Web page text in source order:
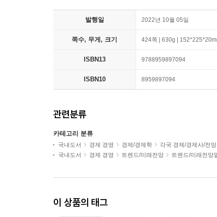
발행일 2022년 10월 05일
쪽수, 무게, 크기 424쪽 | 630g |
ISBN13 9788959897094
ISBN10 8959897094
관련분류
카테고리 분류
국내도서 경제 경영 경제/경제학 각국 경제/경제사/전망
국내도서
경제 경영 트렌드/미래전망 트렌드/미래전망
이 상품의 태그